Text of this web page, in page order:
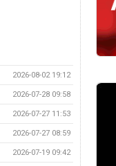
2026-08-02 19:12
2026-07-28 09:58
2026-07-27 11:53
2026-07-27 08:59
2026-07-19 09:42